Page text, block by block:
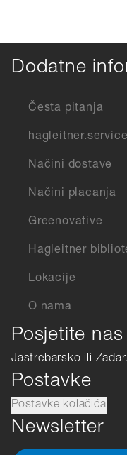
Dodatne
Česta pitanja
Načini dostave
Načini placanja
Greenovative
Hagleitner
Lokacije
O nama
Posjetite nas
Jastrebarsko ili Zadar.
Postavke
Postavke kolačića
Newsletter